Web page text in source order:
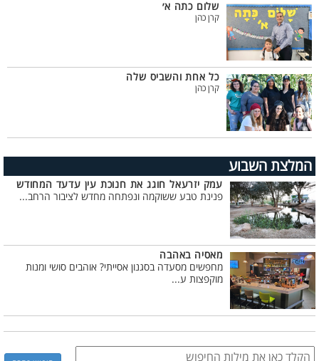
שלום כתה א׳
קרן כהן
כל אחת והשביס שלה
קרן כהן
המלצת השבוע
עמק יזרעאל חוגג את חנוכת עין עדעד המחודש
פנינת טבע ששוקמה ונפתחה מחדש לציבור הרחב...
מאסיה באהבה
מחפשים מסעדה בסגנון אסייתי? אוהבים סושי ומנות
מוקפצות ע...